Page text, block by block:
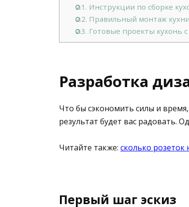
2.1. Инструкции по сборке
2.2. Правильный монтаж кухни
2.3. Готовые проекты кухонь
Разработка
Что бы сэкономить силы и время,
результат будет вас радовать.
Читайте также: сколько розеток
Первый шаг эскиз